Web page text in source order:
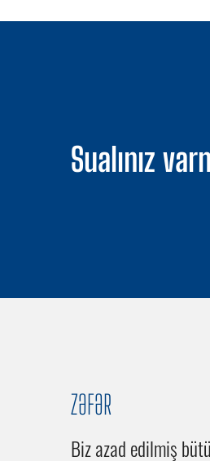
Sualınız
ZƏFƏR
Biz azad edilmiş